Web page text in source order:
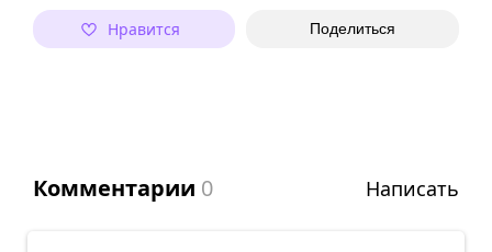
Нравится Поделиться
Комментарии 0 Написать